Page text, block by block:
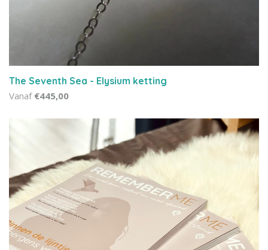
The Seventh Sea - Elysium ketting
Vanaf€445,00